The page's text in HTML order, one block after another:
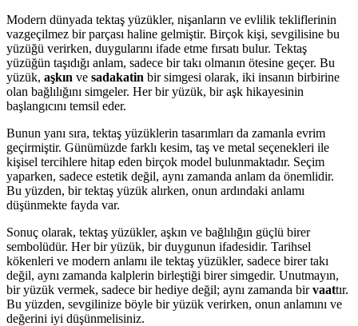
Modern dünyada tektaş yüzükler, nişanların ve evlilik tekliflerinin
vazgeçilmez bir parçası haline gelmiştir. Birçok kişi, sevgilisine bu
yüzüğü verirken, duygularını ifade etme fırsatı bulur. Tektaş
yüzüğün taşıdığı anlam, sadece bir takı olmanın ötesine geçer. Bu
yüzük, aşkın ve sadakatin bir simgesi olarak, iki insanın birbirine
olan bağlılığını simgeler. Her bir yüzük, bir aşk hikayesinin
başlangıcını temsil eder.
Bunun yanı sıra, tektaş yüzüklerin tasarımları da zamanla evrim
geçirmiştir. Günümüzde farklı kesim, taş ve metal seçenekleri ile
kişisel tercihlere hitap eden birçok model bulunmaktadır. Seçim
yaparken, sadece estetik değil, aynı zamanda anlam da önemlidir.
Bu yüzden, bir tektaş yüzük alırken, onun ardındaki anlamı
düşünmekte fayda var.
Sonuç olarak, tektaş yüzükler, aşkın ve bağlılığın güçlü birer
sembolüdür. Her bir yüzük, bir duygunun ifadesidir. Tarihsel
kökenleri ve modern anlamı ile tektaş yüzükler, sadece birer takı
değil, aynı zamanda kalplerin birleştiği birer simgedir. Unutmayın,
bir yüzük vermek, sadece bir hediye değil; aynı zamanda birvaattır.
Bu yüzden, sevgilinize böyle bir yüzük verirken, onun anlamını ve
değerini iyi düşünmelisiniz.